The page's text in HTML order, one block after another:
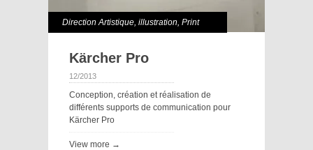
Direction Artistique, illustration, Print
Kärcher Pro
12/2013
Conception, création et réalisation de
différents supports de communication pour
Kärcher Pro
View more →